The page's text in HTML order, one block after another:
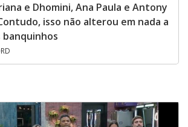
e Dhomini, Ana Paula e Antony
isso não alterou em nada a
banquinhos